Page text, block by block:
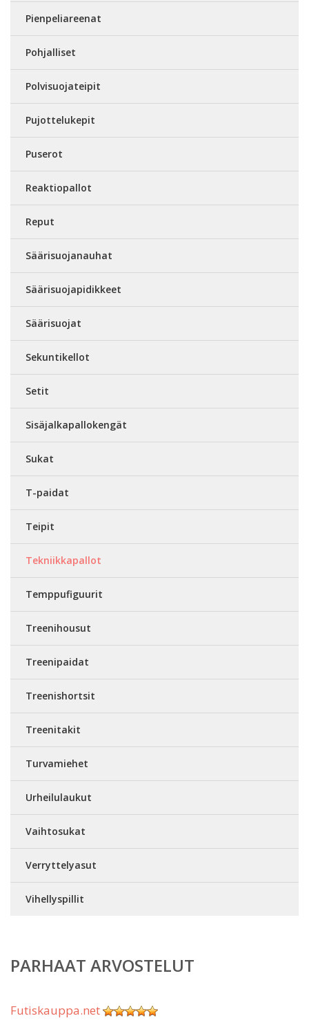
Pienpeliareenat
Pohjalliset
Polvisuojateipit
Pujottelukepit
Puserot
Reaktiopallot
Reput
Säärisuojanauhat
Säärisuojapidikkeet
Säärisuojat
Sekuntikellot
Setit
Sisäjalkapallokengät
Sukat
T-paidat
Teipit
Tekniikkapallot
Temppufiguurit
Treenihousut
Treenipaidat
Treenishortsit
Treenitakit
Turvamiehet
Urheilulaukut
Vaihtosukat
Verryttelyasut
Vihellyspillit
PARHAAT ARVOSTELUT
Futiskauppa.net